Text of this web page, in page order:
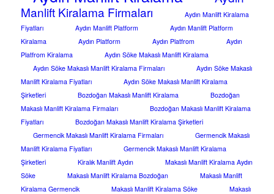
Manlift Kiralama Firmaları
Aydın Manlift Kiralama
Fiyatları
Aydın Manlift Platform
Aydın Manlift Platform
Kiralama
Aydın Platform Aydın Platfrom
Aydın
Platfrom Kiralama
Aydın Söke Makaslı Manlift Kiralama
Aydın Söke Makaslı Manlift Kiralama Firmaları
Aydın Söke Makaslı
Manlift Kiralama Fiyatları
Aydın Söke Makaslı Manlift Kiralama
Şirketleri
Bozdoğan Makaslı Manlift Kiralama
Bozdoğan
Makaslı Manlift Kiralama Firmaları
Bozdoğan Makaslı Manlift Kiralama
Fiyatları
Bozdoğan Makaslı Manlift Kiralama Şirketleri
Germencik Makaslı Manlift Kiralama Firmaları
Germencik Makaslı
Manlift Kiralama Fiyatları
Germencik Makaslı Manlift Kiralama
Şirketleri
Kiralık Manlift Aydın
Makaslı Manlift Kiralama Aydın
Söke
Makaslı Manlift Kiralama Bozdoğan
Makaslı Manlift
Kiralama Germencik
Makaslı Manlift Kiralama Söke
Makaslı